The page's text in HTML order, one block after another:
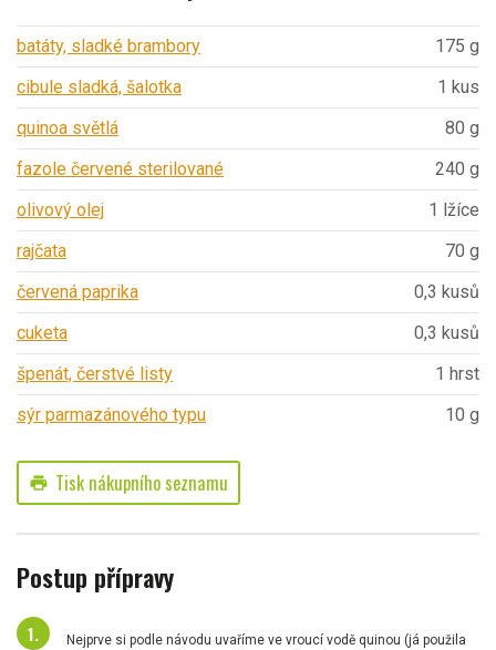
batáty, sladké brambory
175 g
cibule sladká, šalotka
1 kus
quinoa světlá
80 g
fazole červené sterilované
240 g
olivový olej
1 lžíce
rajčata
70 g
červená paprika
0,3 kusů
cuketa
0,3 kusů
špenát, čerstvé listy
1 hrst
sýr parmazánového typu
10 g
print Tisk nákupního seznamu
Postup přípravy
Nejprve si podle návodu uvaříme ve vroucí vodě quinou (já použila